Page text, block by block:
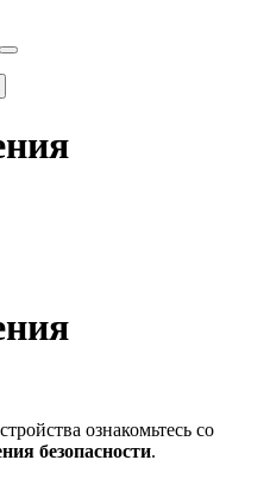
ознакомьтесь со
безопасности.